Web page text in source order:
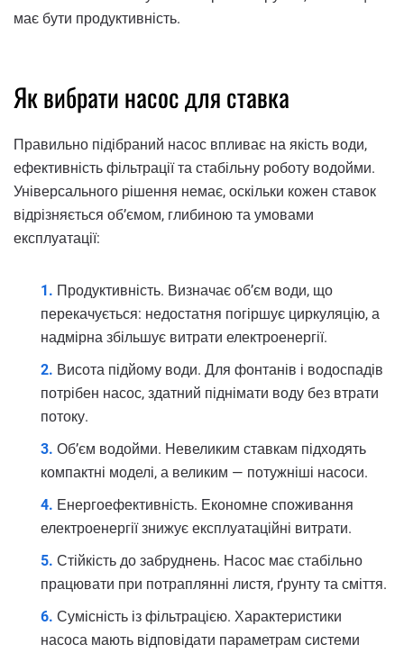
має бути продуктивність.
Як вибрати насос для ставка
Правильно підібраний насос впливає на якість води,
ефективність фільтрації та стабільну роботу водойми.
Універсального рішення немає, оскільки кожен ставок
відрізняється об’ємом, глибиною та умовами
експлуатації:
Продуктивність. Визначає об’єм води, що
перекачується: недостатня погіршує циркуляцію, а
надмірна збільшує витрати електроенергії.
Висота підйому води. Для фонтанів і водоспадів
потрібен насос, здатний піднімати воду без втрати
потоку.
Об’єм водойми. Невеликим ставкам підходять
компактні моделі, а великим — потужніші насоси.
Енергоефективність. Економне споживання
електроенергії знижує експлуатаційні витрати.
Стійкість до забруднень. Насос має стабільно
працювати при потраплянні листя, ґрунту та сміття.
Сумісність із фільтрацією. Характеристики
насоса мають відповідати параметрам системи